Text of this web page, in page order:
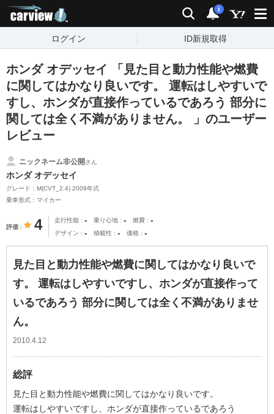
検索 通知
i
ログイン ID新規取得
ホンダ オデッセイ 「見た目と動力性能や燃費
に関してはかなり良いです。 運転はしやすいで
すし、ホンダが直接作っているであろう 部分に
関しては全く不満がありません。 」のユーザー
レビュー
ニックネーム非公開さん
ホンダ オデッセイ
グレード：M(CVT_2.4) 2009年式
乗車形式：マイカー
評価 4 走行性能 - 乗り心地 - 燃費 -
デザイン - 積載性 - 価格 -
見た目と動力性能や燃費に関してはかなり良いで
す。 運転はしやすいですし、ホンダが直接作って
いるであろう 部分に関しては全く不満がありませ
ん。
2010.4.12
総評
見た目と動力性能や燃費に関してはかなり良いです。
運転はしやすいですし、ホンダが直接作っているであろう